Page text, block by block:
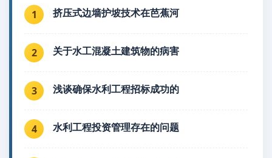
1 挤压式边墙护坡技术在芭蕉河
2 关于水工混凝土建筑物的病害
3 浅谈确保水利工程招标成功的
4 水利工程投资管理存在的问题